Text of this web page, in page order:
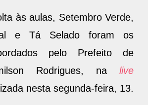
às aulas, Setembro Verde,
e Tá Selado foram os
pelo Prefeito de
Rodrigues, na
live